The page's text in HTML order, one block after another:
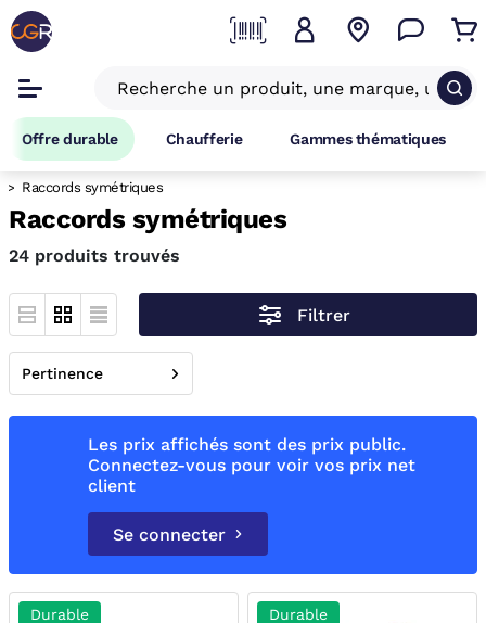
Offre durable Chaufferie Gammes thématiques
Raccords symétriques
Raccords symétriques
24 produits trouvés
Filtrer
Pertinence
Les prix affichés sont des prix public.
Connectez-vous pour voir vos prix net
client
Se connecter
Durable Durable